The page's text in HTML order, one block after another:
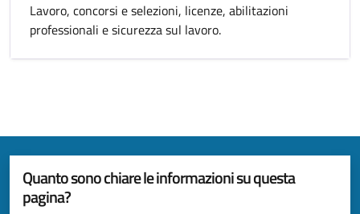
Lavoro, concorsi e selezioni, licenze, abilitazioni
professionali e sicurezza sul lavoro.
Quanto sono chiare le informazioni su questa
pagina?